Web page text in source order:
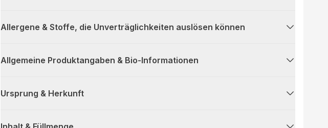
Allergene & Stoffe, die Unverträglichkeiten auslösen können
Allgemeine Produktangaben & Bio-Informationen
Ursprung & Herkunft